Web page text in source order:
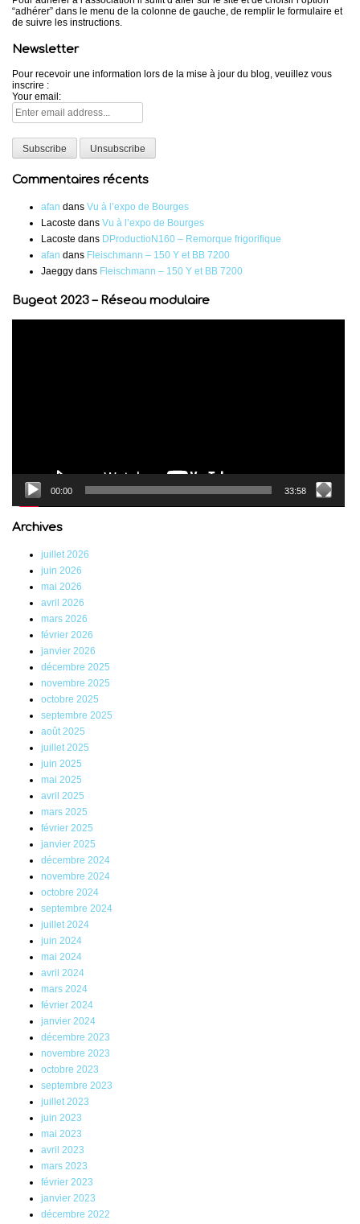
“adhérer” dans le menu de la colonne de gauche, de remplir le formulaire et
de suivre les instructions.
Newsletter
Pour recevoir une information lors de la mise à jour du blog, veuillez vous
inscrire :
Your email:
Commentaires récents
afan dans Vu à l’expo de Bourges
Lacoste dans Vu à l’expo de Bourges
Lacoste dans DProductioN160 – Remorque frigorifique
afan dans Fleischmann – 150 Y et BB 7200
Jaeggy dans Fleischmann – 150 Y et BB 7200
Bugeat 2023 – Réseau modulaire
00:00 33:58
Archives
juillet 2026
juin 2026
mai 2026
avril 2026
mars 2026
février 2026
janvier 2026
décembre 2025
novembre 2025
octobre 2025
septembre 2025
août 2025
juillet 2025
juin 2025
mai 2025
avril 2025
mars 2025
février 2025
janvier 2025
décembre 2024
novembre 2024
octobre 2024
septembre 2024
juillet 2024
juin 2024
mai 2024
avril 2024
mars 2024
février 2024
janvier 2024
décembre 2023
novembre 2023
octobre 2023
septembre 2023
juillet 2023
juin 2023
mai 2023
avril 2023
mars 2023
février 2023
janvier 2023
décembre 2022